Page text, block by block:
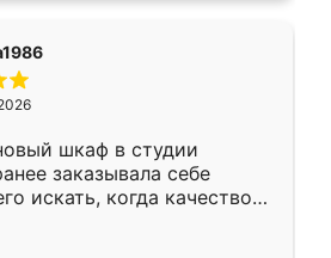
шкаф в студии
заказывала себе
искать, когда качеством
Служит кухня уже почти
нет.